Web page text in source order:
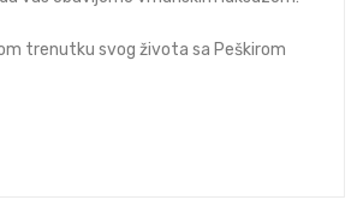
trenutku svog života sa Peškirom